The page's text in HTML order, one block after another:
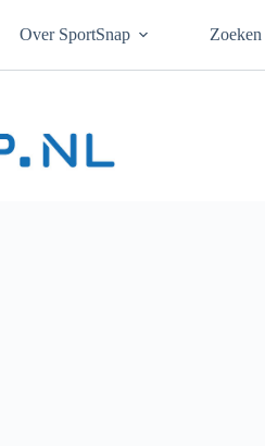
Over SportSnap Zoeken